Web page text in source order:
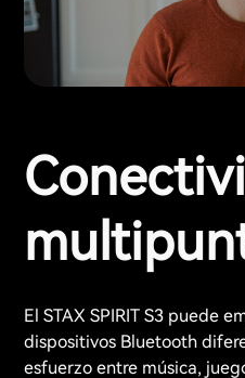
El STAX SPIRIT S3 puede
dispositivos Bluetooth
esfuerzo entre música,